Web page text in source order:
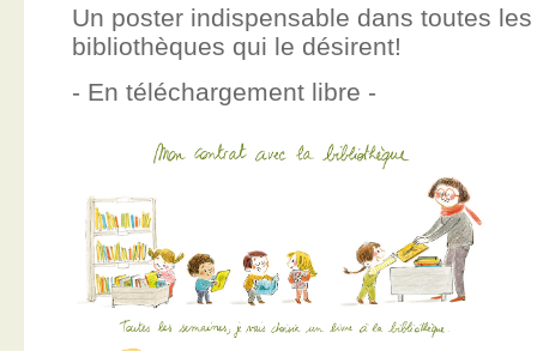
Un poster indispensable dans toutes
bibliothèques qui le désirent!
- En téléchargement libre -